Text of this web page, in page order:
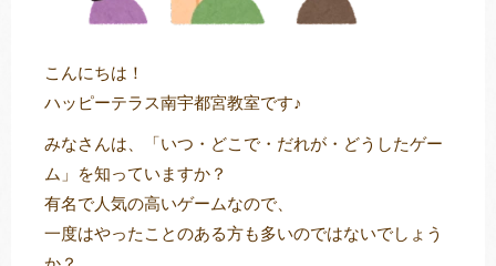
こんにちは！
ハッピーテラス南宇都宮教室です♪
みなさんは、「いつ・どこで・だれが・どうしたゲー
ム」を知っていますか？
有名で人気の高いゲームなので、
一度はやったことのある方も多いのではないでしょう